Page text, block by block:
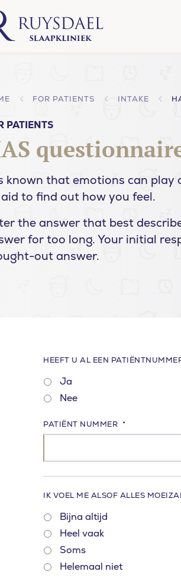
FOR PATIENTS INTAKE
PATIENTS
known that emotions can play
to find out how you feel.
the answer that best
for too long. Your initial
out answer.
HEEFT U AL EEN
Ja
Nee
PATIËNT NUMMER *
IK VOEL ME ALSOF ALLES
Bijna altijd
Heel vaak
Soms
Helemaal niet